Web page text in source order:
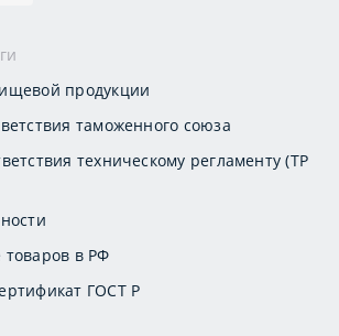
продукции
таможенного союза
техническому регламенту (ТР
в РФ
ГОСТ Р